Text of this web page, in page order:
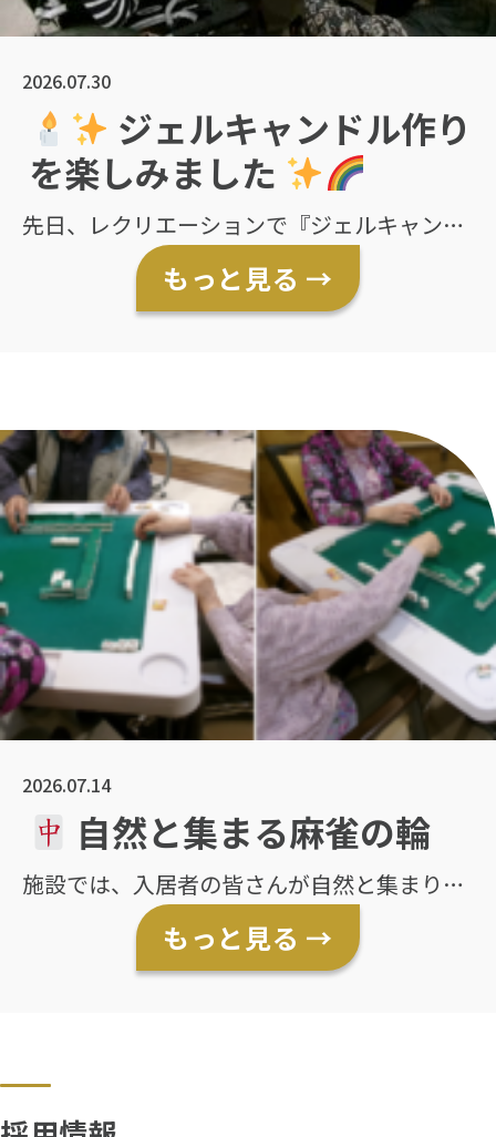
2026.07.30
ジェルキャンドル作り
を楽しみました
先日、レクリエーションで『ジェルキャンド
ル作り』を行いました
まずは、お好きな色
のカラーサンドを選び、グラスに丁寧に重ね
もっと見る →
2026.07.14
自然と集まる麻雀の輪
施設では、入居者の皆さんが自然と集まり、
麻雀を楽しまれています
職員が声をかけな
くても、「やろう！」と仲良しの皆さんで集
もっと見る →